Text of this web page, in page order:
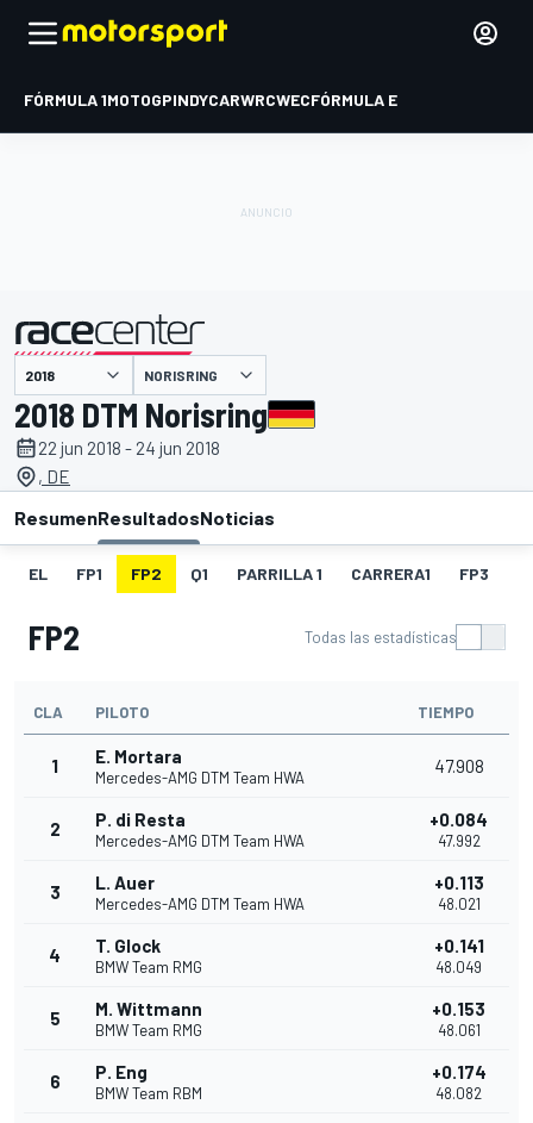
FÓRMULA 1MOTOGPINDYCARWRCWECFÓRMULA E
presentado por NORISRING
2018 DTM Norisring
22 jun 2018 - 24 jun 2018
, DE
ResumenResultadosNoticias
EL FP1 FP2 Q1 PARRILLA 1 CARRERA1 FP3
FP2 Todas las estadísticas
CLA PILOTO TIEMPO
1 E. Mortara
Mercedes-AMG DTM Team HWA
47.908
2 P. di Resta
Mercedes-AMG DTM Team HWA
+0.084
47.992
3 L. Auer
Mercedes-AMG DTM Team HWA
+0.113
48.021
4 T. Glock
BMW Team RMG
+0.141
48.049
5 M. Wittmann
BMW Team RMG
+0.153
48.061
6 P. Eng
BMW Team RBM
+0.174
48.082